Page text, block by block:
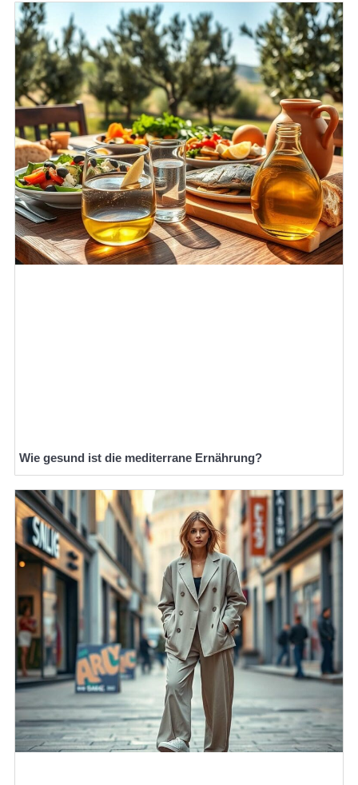
Wie gesund ist die mediterrane Ernährung?